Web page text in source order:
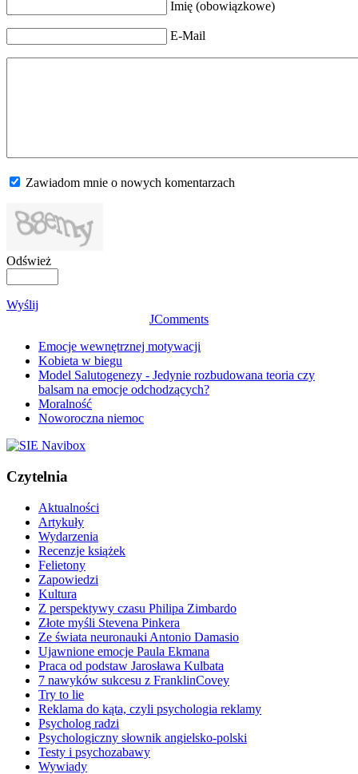
Imię (obowiązkowe)
E-Mail
Zawiadom mnie o nowych komentarzach
Odśwież
Wyślij
JComments
Emocje wewnętrznej motywacji
Kobieta w biegu
Model Salutogenezy - Jedynie rozbudowana teoria czy
balsam na emocje odchodzących?
Moralność
Noworoczna niemoc
Czytelnia
Aktualności
Artykuły
Wydarzenia
Recenzje książek
Felietony
Zapowiedzi
Kultura
Z perspektywy czasu Philipa Zimbardo
Złote myśli Stevena Pinkera
Ze świata neuronauki Antonio Damasio
Ujawnione emocje Paula Ekmana
Praca od podstaw Jarosława Kulbata
7 nawyków sukcesu z FranklinCovey
Try to lie
Reklama do kąta, czyli psychologia reklamy
Psycholog radzi
Psychologiczny słownik angielsko-polski
Testy i psychozabawy
Wywiady